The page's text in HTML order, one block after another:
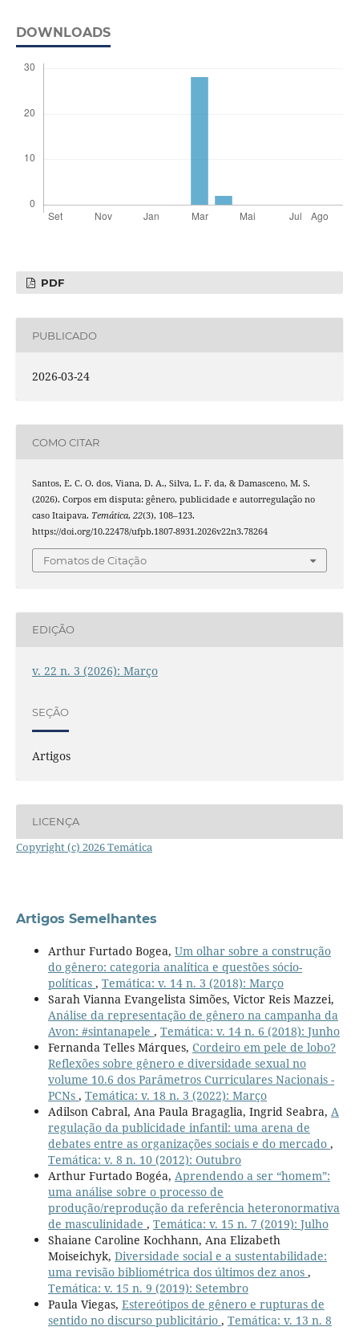
DOWNLOADS
PDF
PUBLICADO
2026-03-24
COMO CITAR
Santos, E. C. O. dos, Viana, D. A., Silva, L. F. da, & Damasceno, M. S.
(2026). Corpos em disputa: gênero, publicidade e autorregulação no
caso Itaipava. Temática, 22(3), 108–123.
https://doi.org/10.22478/ufpb.1807-8931.2026v22n3.78264
Fomatos de Citação
EDIÇÃO
v. 22 n. 3 (2026): Março
SEÇÃO
Artigos
LICENÇA
Copyright (c) 2026 Temática
Artigos Semelhantes
Arthur Furtado Bogea, Um olhar sobre a construção
do gênero: categoria analítica e questões sócio-
políticas , Temática: v. 14 n. 3 (2018): Março
Sarah Vianna Evangelista Simões, Victor Reis Mazzei,
Análise da representação de gênero na campanha da
Avon: #sintanapele , Temática: v. 14 n. 6 (2018): Junho
Fernanda Telles Márques, Cordeiro em pele de lobo?
Reflexões sobre gênero e diversidade sexual no
volume 10.6 dos Parâmetros Curriculares Nacionais -
PCNs , Temática: v. 18 n. 3 (2022): Março
Adilson Cabral, Ana Paula Bragaglia, Ingrid Seabra, A
regulação da publicidade infantil: uma arena de
debates entre as organizações sociais e do mercado ,
Temática: v. 8 n. 10 (2012): Outubro
Arthur Furtado Bogéa, Aprendendo a ser “homem”:
uma análise sobre o processo de
produção/reprodução da referência heteronormativa
de masculinidade , Temática: v. 15 n. 7 (2019): Julho
Shaiane Caroline Kochhann, Ana Elizabeth
Moiseichyk, Diversidade social e a sustentabilidade:
uma revisão bibliométrica dos últimos dez anos ,
Temática: v. 15 n. 9 (2019): Setembro
Paula Viegas, Estereótipos de gênero e rupturas de
sentido no discurso publicitário , Temática: v. 13 n. 8